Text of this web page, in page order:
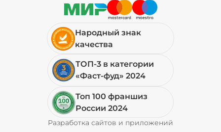
Сыр моцарелла (20 г)/ 20 г
Народный знак
качества
ТОП-3 в категории
«Фаст-фуд» 2024
Топ 100 франшиз
России 2024
Разработка сайтов и приложений
Pyrobyte